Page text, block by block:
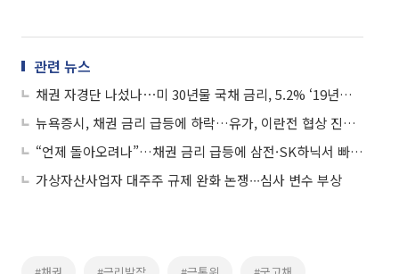
관련 뉴스
채권 자경단 나섰나⋯미 30년물 국채 금리, 5.2% ‘19년래 최고’
뉴욕증시, 채권 금리 급등에 하락…유가, 이란전 협상 진전 기대에 하락
“언제 돌아오려나”…채권 금리 급등에 삼전·SK하닉서 빠지는 외국인
가상자산사업자 대주주 규제 완화 논쟁∙∙∙심사 변수 부상